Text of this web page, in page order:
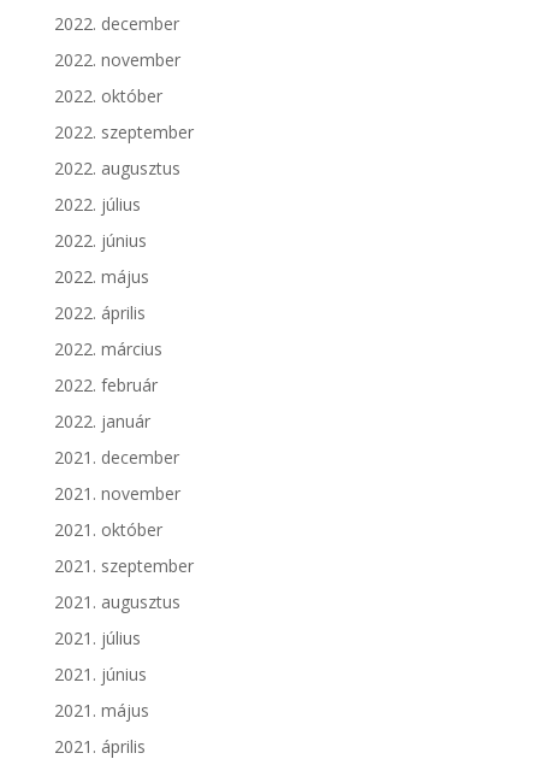
2022. december
2022. november
2022. október
2022. szeptember
2022. augusztus
2022. július
2022. június
2022. május
2022. április
2022. március
2022. február
2022. január
2021. december
2021. november
2021. október
2021. szeptember
2021. augusztus
2021. július
2021. június
2021. május
2021. április